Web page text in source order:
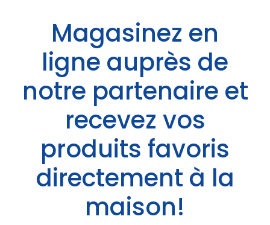
Magasinez en
ligne auprès de
notre partenaire et
recevez vos
produits favoris
directement à la
maison!